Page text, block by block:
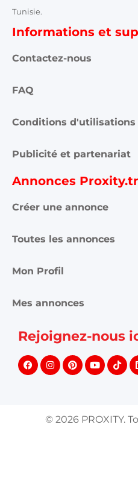
Tunisie.
Informations et
Contactez-nous
FAQ
Conditions d'utilisations
Publicité et partenariat
Annonces
Créer une annonce
Toutes les annonces
Mon Profil
Mes annonces
Rejoignez-nous
© 2026 PROXITY.